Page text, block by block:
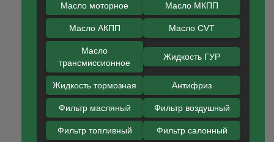
Масло моторное Масло МКПП
Масло АКПП Масло CVT
Масло
трансмиссионное
Жидкость ГУР
Жидкость тормозная Антифриз
Фильтр масляный Фильтр воздушный
Фильтр топливный Фильтр салонный